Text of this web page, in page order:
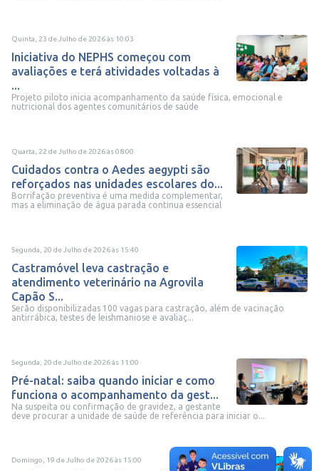
Quinta, 23 de Julho de 2026às 10:03
Iniciativa do NEPHS começou com
avaliações e terá atividades voltadas à
...
Projeto piloto inicia acompanhamento da saúde física, emocional e
nutricional dos agentes comunitários de saúde
Quarta, 22 de Julho de 2026às08:00
Cuidados contra o Aedes aegypti são
reforçados nas unidades escolares do...
Borrifação preventiva é uma medida complementar,
mas a eliminação de água parada continua essencial
Segunda, 20 de Julho de 2026às 15:40
Castramóvel leva castração e
atendimento veterinário na Agrovila
Capão S...
Serão disponibilizadas 100 vagas para castração, além de vacinação
antirrábica, testes de leishmaniose e avaliaç...
Segunda, 20 de Julho de 2026às 11:00
Pré-natal: saiba quando iniciar e como
funciona o acompanhamento da gest...
Na suspeita ou confirmação de gravidez, a gestante
deve procurar a unidade de saúde de referência para iniciar o...
Domingo, 19 de Julho de 2026às 15:00